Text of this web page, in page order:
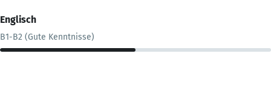
Englisch
B1-B2 (Gute Kenntnisse)